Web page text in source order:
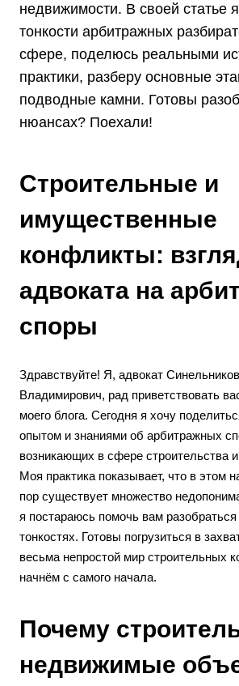
недвижимости. В своей статье
тонкости арбитражных
сфере, поделюсь реальными
практики, разберу основные
подводные камни. Готовы
нюансах? Поехали!
Строительные и
имущественные
конфликты:
адвоката на
споры
Здравствуйте! Я, адвокат
Владимирович, рад приветствовать
моего блога. Сегодня я хочу
опытом и знаниями об арбитражных
возникающих в сфере строительства
Моя практика показывает, что в этом
пор существует множество
я постараюсь помочь вам разобраться
тонкостях. Готовы погрузиться в
весьма непростой мир строительных
начнём с самого начала.
Почему
недвижимые